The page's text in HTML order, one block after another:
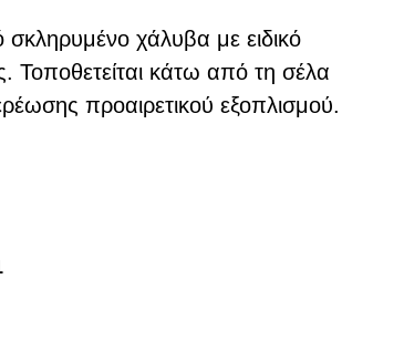
χάλυβα με ειδικό
Τοποθετείται κάτω από τη σέλα
προαιρετικού εξοπλισμού.